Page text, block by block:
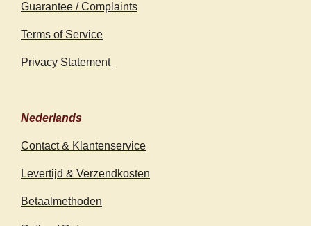
Guarantee / Complaints
Terms of Service
Privacy Statement
Nederlands
Contact & Klantenservice
Levertijd & Verzendkosten
Betaalmethoden